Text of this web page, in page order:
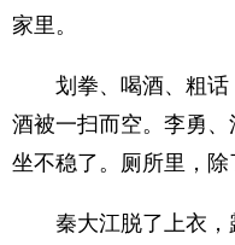
家里。
划拳、喝酒、粗话
酒被一扫而空。李勇
坐不稳了。厕所里，除
秦大江脱了上衣，